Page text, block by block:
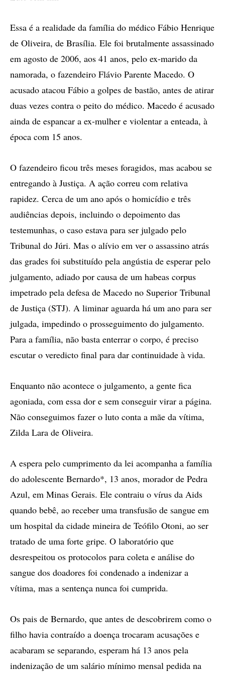
Essa é a realidade da família do médico Fábio Henrique
de Oliveira, de Brasília. Ele foi brutalmente assassinado
em agosto de 2006, aos 41 anos, pelo ex-marido da
namorada, o fazendeiro Flávio Parente Macedo. O
acusado atacou Fábio a golpes de bastão, antes de atirar
duas vezes contra o peito do médico. Macedo é acusado
ainda de espancar a ex-mulher e violentar a enteada, à
época com 15 anos.
O fazendeiro ficou três meses foragidos, mas acabou se
entregando à Justiça. A ação correu com relativa
rapidez. Cerca de um ano após o homicídio e três
audiências depois, incluindo o depoimento das
testemunhas, o caso estava para ser julgado pelo
Tribunal do Júri. Mas o alívio em ver o assassino atrás
das grades foi substituído pela angústia de esperar pelo
julgamento, adiado por causa de um habeas corpus
impetrado pela defesa de Macedo no Superior Tribunal
de Justiça (STJ). A liminar aguarda há um ano para ser
julgada, impedindo o prosseguimento do julgamento.
Para a família, não basta enterrar o corpo, é preciso
escutar o veredicto final para dar continuidade à vida.
Enquanto não acontece o julgamento, a gente fica
agoniada, com essa dor e sem conseguir virar a página.
Não conseguimos fazer o luto conta a mãe da vítima,
Zilda Lara de Oliveira.
A espera pelo cumprimento da lei acompanha a família
do adolescente Bernardo*, 13 anos, morador de Pedra
Azul, em Minas Gerais. Ele contraiu o vírus da Aids
quando bebê, ao receber uma transfusão de sangue em
um hospital da cidade mineira de Teófilo Otoni, ao ser
tratado de uma forte gripe. O laboratório que
desrespeitou os protocolos para coleta e análise do
sangue dos doadores foi condenado a indenizar a
vítima, mas a sentença nunca foi cumprida.
Os pais de Bernardo, que antes de descobrirem como o
filho havia contraído a doença trocaram acusações e
acabaram se separando, esperam há 13 anos pela
indenização de um salário mínimo mensal pedida na